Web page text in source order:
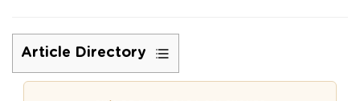
Article Directory
1